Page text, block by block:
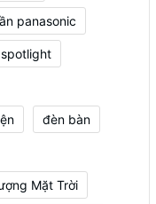
panasonic
đèn bàn
Mặt Trời